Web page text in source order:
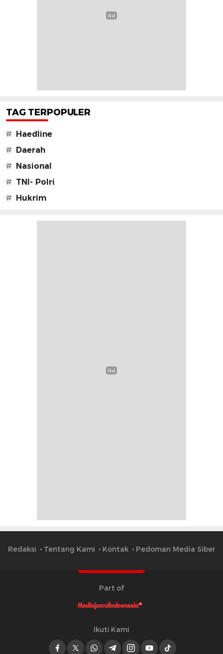
TAG TERPOPULER
# Haedline
# Daerah
# Nasional
# TNI- Polri
# Hukrim
Redaksi Tentang Kami Kontak Pedoman Media Siber
Part of
Ikuti Kami